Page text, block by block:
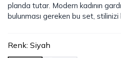
planda tutar. Modern kadının
bulunması gereken bu set, stilinizi
Renk: Siyah